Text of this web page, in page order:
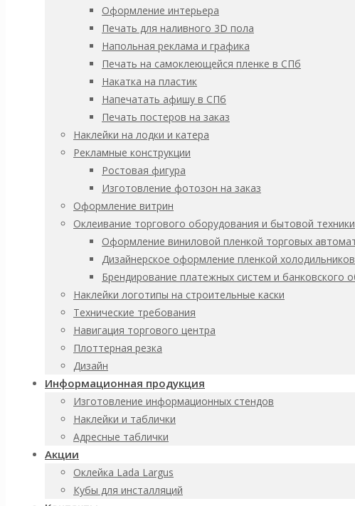
Оформление интерьера
Печать для наливного 3D пола
Напольная реклама и графика
Печать на самоклеющейся пленке в СПб
Накатка на пластик
Напечатать афишу в СПб
Печать постеров на заказ
Наклейки на лодки и катера
Рекламные конструкции
Ростовая фигура
Изготовление фотозон на заказ
Оформление витрин
Оклеивание торгового оборудования и бытовой техники
Оформление виниловой пленкой торговых
Дизайнерское оформление пленкой
Брендирование платежных систем и банковского
Наклейки логотипы на строительные каски
Технические требования
Навигация торгового центра
Плоттерная резка
Дизайн
Информационная продукция
Изготовление информационных стендов
Наклейки и таблички
Адресные таблички
Акции
Оклейка Lada Largus
Кубы для инсталляций
Брендирование автомобиля Geely Emgrand
Частичная виниловая оклейка автомобиля
Брендирование автомобиля VOYAH DREAM
О нас
ООО «АДВ ВЕРМОНТ»